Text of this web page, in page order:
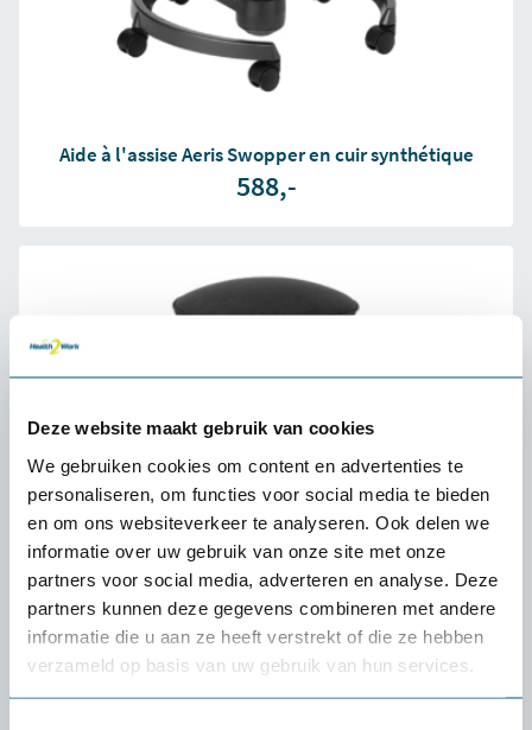
Deze website maakt gebruik van cookies
We gebruiken cookies om content en advertenties te
personaliseren, om functies voor social media te bieden
en om ons websiteverkeer te analyseren. Ook delen we
informatie over uw gebruik van onze site met onze
partners voor social media, adverteren en analyse. Deze
partners kunnen deze gegevens combineren met andere
informatie die u aan ze heeft verstrekt of die ze hebben
verzameld op basis van uw gebruik van hun services.
Aide à l'assise Aeris Swopper en cuir synthétique
588,-
Aeris Swopper Microfibre
579,-